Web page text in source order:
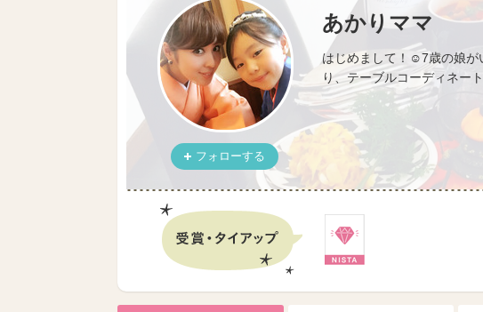
あかりママ
はじめまして！☺︎7歳の娘が
り、テーブルコーディネー
フォローする